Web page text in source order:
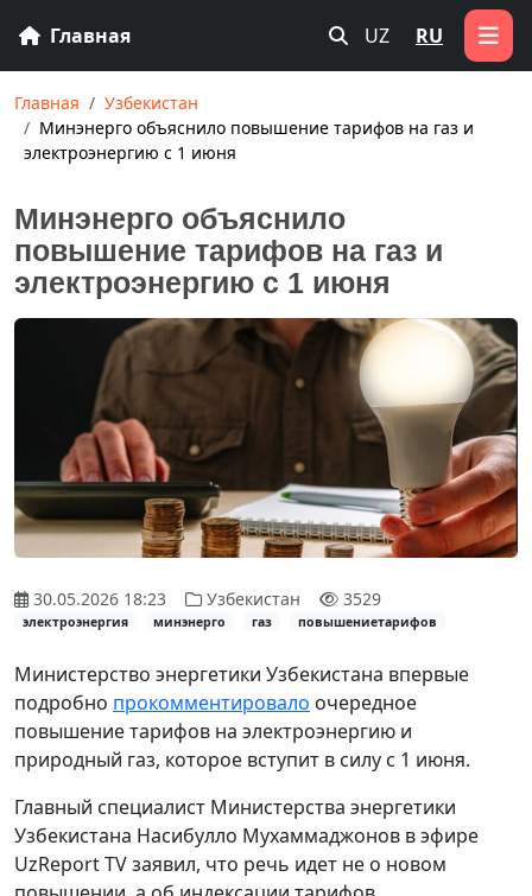
Главная UZ RU
Главная
Узбекистан
Минэнерго объяснило повышение тарифов на газ и
электроэнергию с 1 июня
Минэнерго объяснило
повышение тарифов на газ и
электроэнергию с 1 июня
30.05.2026 18:23 Узбекистан 3529
электроэнергия минэнерго газ повышениетарифов
Министерство энергетики Узбекистана впервые
подробно прокомментировало очередное
повышение тарифов на электроэнергию и
природный газ, которое вступит в силу с 1 июня.
Главный специалист Министерства энергетики
Узбекистана Насибулло Мухаммаджонов в эфире
UzReport TV заявил, что речь идет не о новом